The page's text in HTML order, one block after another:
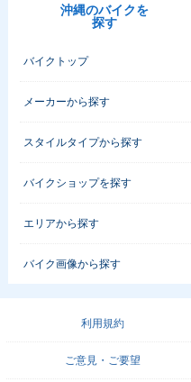
沖縄のバイクを
探す
バイクトップ
メーカーから探す
スタイルタイプから探す
バイクショップを探す
エリアから探す
バイク画像から探す
利用規約
ご意見・ご要望